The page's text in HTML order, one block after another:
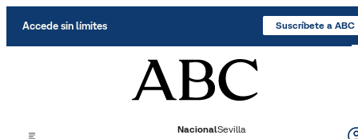
Accede sin límites Suscríbete a ABC
NacionalSevilla